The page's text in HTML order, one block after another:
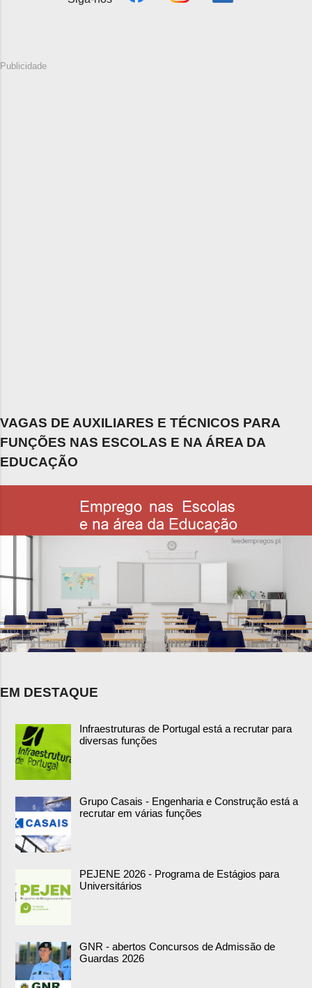
Publicidade
VAGAS DE AUXILIARES E TÉCNICOS PARA
FUNÇÕES NAS ESCOLAS E NA ÁREA DA
EDUCAÇÃO
EM DESTAQUE
Infraestruturas de Portugal está a recrutar para
diversas funções
Grupo Casais - Engenharia e Construção está a
recrutar em várias funções
PEJENE 2026 - Programa de Estágios para
Universitários
GNR - abertos Concursos de Admissão de
Guardas 2026